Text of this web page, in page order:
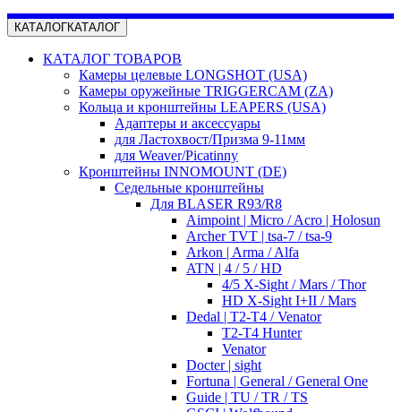
КАТАЛОГКАТАЛОГ
КАТАЛОГ ТОВАРОВ
Камеры целевые LONGSHOT (USA)
Камеры оружейные TRIGGERCAM (ZA)
Кольца и кронштейны LEAPERS (USA)
Адаптеры и аксессуары
для Ластохвост/Призма 9-11мм
для Weaver/Picatinny
Кронштейны INNOMOUNT (DE)
Седельные кронштейны
Для BLASER R93/R8
Aimpoint | Micro / Acro | Holosun
Archer TVT | tsa-7 / tsa-9
Arkon | Arma / Alfa
ATN | 4 / 5 / HD
4/5 X-Sight / Mars / Thor
HD X-Sight I+II / Mars
Dedal | T2-T4 / Venator
T2-T4 Hunter
Venator
Docter | sight
Fortuna | General / General One
Guide | TU / TR / TS